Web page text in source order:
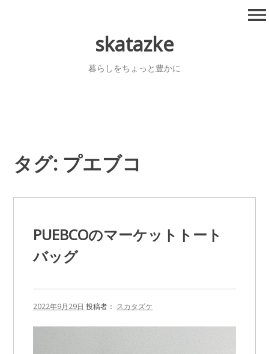
skatazke
暮らしをちょっと豊かに
menu
タグ: プエブコ
PUEBCOのマーケットトート
バッグ
2022年9月29日 投稿者： スカタズケ